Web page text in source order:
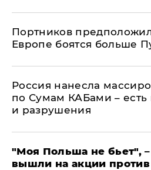
Портников
Европе боятся больше
Россия нанесла
по Сумам КАБами – есть
и разрушения
"Моя Польша не бьет",
вышли на акции против